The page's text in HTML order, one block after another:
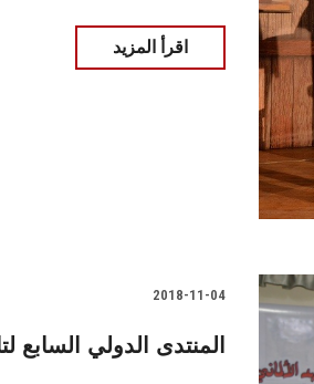
اقرأ المزيد
2018-11-04
المنتدى الدولي السابع